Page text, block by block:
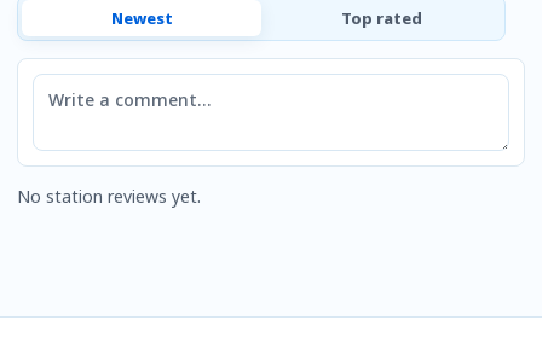
Newest Top rated
Comment
No station reviews yet.